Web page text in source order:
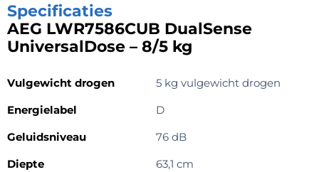
Specificaties
AEG LWR7586CUB DualSense
UniversalDose – 8/5 kg
Vulgewicht drogen
5 kg vulgewicht drogen
Energielabel
D
Geluidsniveau
76 dB
Diepte
63,1 cm